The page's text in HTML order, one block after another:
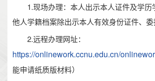
1.现场办理：本人出示本人证件及学
他人学籍档案除出示本人有效身份证件、委
2.远程办理网址：
https://onlinework.ccnu.edu.cn/
能申请纸质版材料）